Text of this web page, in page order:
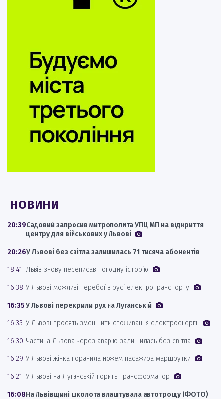
НОВИНИ
20:39Садовий запросив митрополита УПЦ МП на відкриття
центру для військових у Львові
20:26У Львові без світла залишилась 71 тисяча абонентів
18:41 Львів знову переписав погодну історію
16:38 У Львові можливі перебої в русі електротранспорту
16:35У Львові перекрили рух на Луганській
16:33 У Львові просять зменшити споживання електроенергії
16:30 Частина Львова через аварію залишилась без світла
16:29 У Львові жінка поранила ножем пасажира маршрутки
16:21 У Львові на Луганській горить трансформатор
16:08На Львівщині школота влаштувала автотрощу (ФОТО)